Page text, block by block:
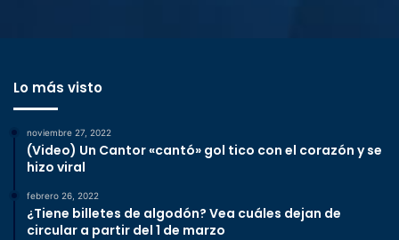
Lo más visto
noviembre 27, 2022
(Video) Un Cantor «cantó» gol tico con el corazón y se
hizo viral
febrero 26, 2022
¿Tiene billetes de algodón? Vea cuáles dejan de
circular a partir del 1 de marzo